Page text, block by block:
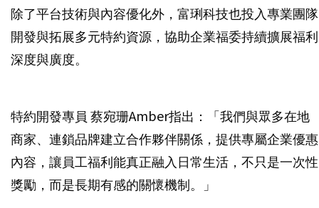
除了平台技術與內容優化外，富琍科技也投入專業團隊
開發與拓展多元特約資源，協助企業福委持續擴展福利
深度與廣度。
特約開發專員 蔡宛珊Amber指出：「我們與眾多在地
商家、連鎖品牌建立合作夥伴關係，提供專屬企業優惠
內容，讓員工福利能真正融入日常生活，不只是一次性
獎勵，而是長期有感的關懷機制。」